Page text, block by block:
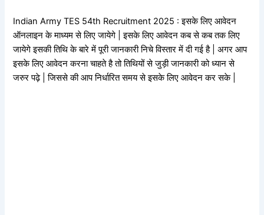
Indian Army TES 54th Recruitment 2025 : इसके लिए आवेदन
ऑनलाइन के माध्यम से लिए जायेगे | इसके लिए आवेदन कब से कब तक लिए
जायेगे इसकी तिथि के बारे में पूरी जानकारी निचे विस्तार में दी गई है | अगर आप
इसके लिए आवेदन करना चाहते है तो तिथियों से जुड़ी जानकारी को ध्यान से
जरुर पढ़े | जिससे की आप निर्धारित समय से इसके लिए आवेदन कर सके |